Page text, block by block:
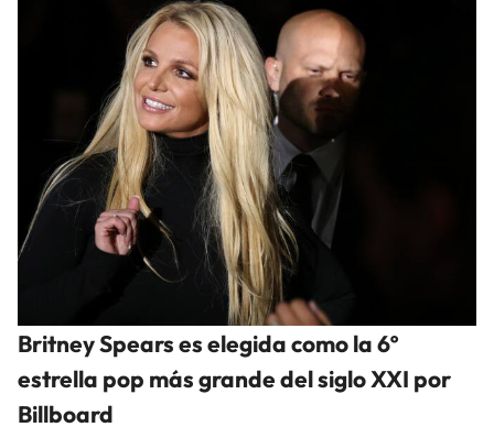
Britney Spears es elegida como la 6º
estrella pop más grande del siglo XXI por
Billboard